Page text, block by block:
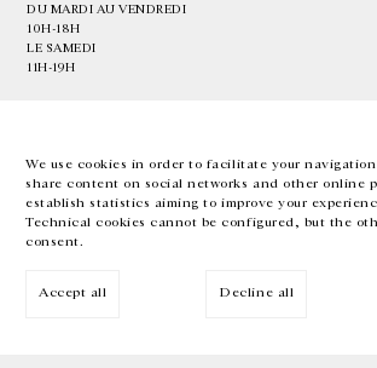
We use cookies in order to facilitate your
share content on social networks and other online
establish statistics aiming to improve your
Technical cookies cannot be configured, but the
consent.
Accept all Decline all
DU MARDI AU VENDREDI
10H-18H
LE SAMEDI
11H-19H
EN FR 中文 Facebook Instagram
Inscrivez-vous à notre newsletter